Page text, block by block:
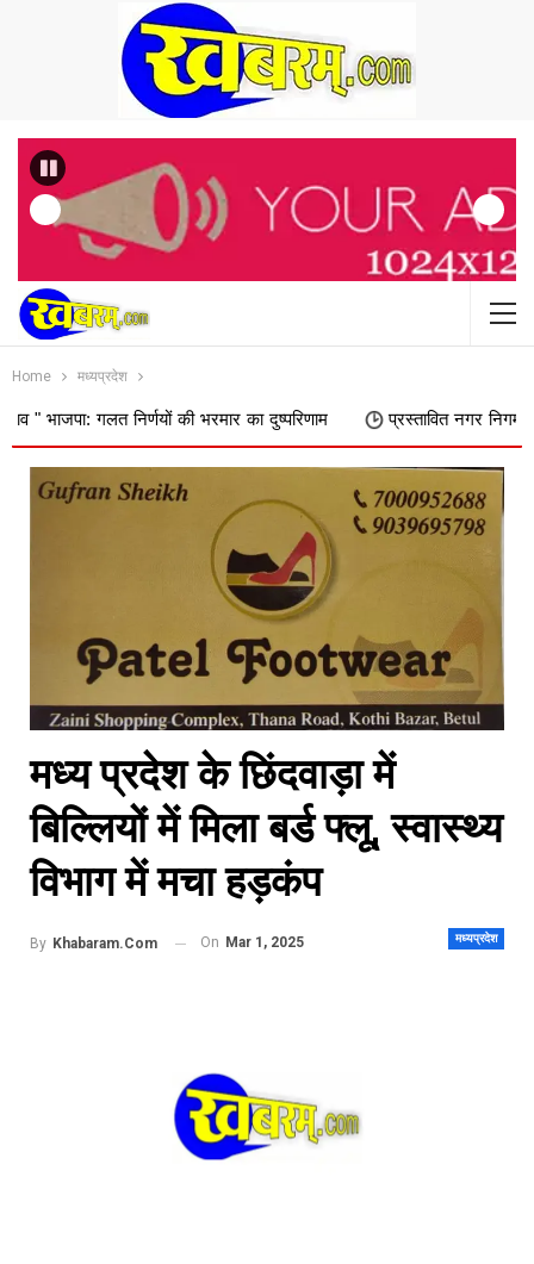
Previous
Home मध्यप्रदेश
की भरमार का दुष्परिणाम प्रस्तावित नगर निगम में शामिल किए
मध्य प्रदेश के छिंदवाड़ा में
बिल्लियों में मिला बर्ड फ्लू, स्वास्थ्य
विभाग में मचा हड़कंप
मध्यप्रदेश
By Khabaram.Com On Mar 1, 2025